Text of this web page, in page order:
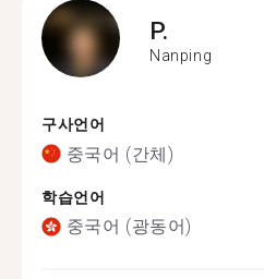
P.
Nanping
구사언어
중국어 (간체)
학습언어
중국어 (광동어)